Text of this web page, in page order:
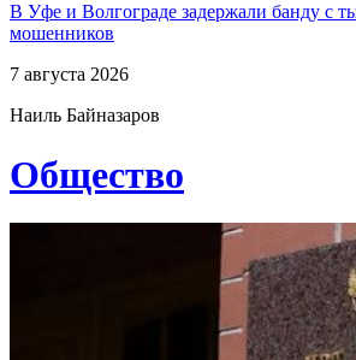
В Уфе и Волгограде задержали банду с
мошенников
7 августа 2026
Наиль Байназаров
Общество